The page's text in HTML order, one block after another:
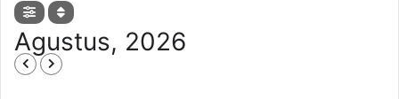
Agustus, 2026